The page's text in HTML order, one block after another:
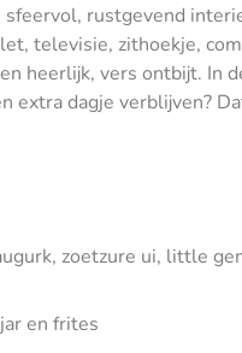
rustgevend
televisie, zithoekje,
heerlijk, vers ontbijt. In
dagje verblijven?
zoetzure ui, little
en frites